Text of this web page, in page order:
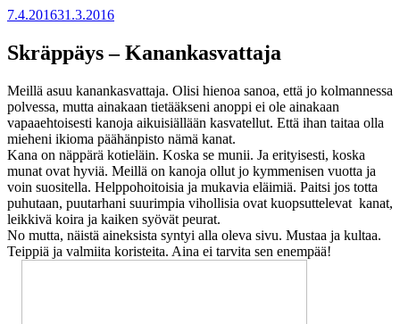
7.4.201631.3.2016
Skräppäys – Kanankasvattaja
Meillä asuu kanankasvattaja. Olisi hienoa sanoa, että jo kolmannessa
polvessa, mutta ainakaan tietääkseni anoppi ei ole ainakaan
vapaaehtoisesti kanoja aikuisiällään kasvatellut. Että ihan taitaa olla
mieheni ikioma päähänpisto nämä kanat.
Kana on näppärä kotieläin. Koska se munii. Ja erityisesti, koska
munat ovat hyviä. Meillä on kanoja ollut jo kymmenisen vuotta ja
voin suositella. Helppohoitoisia ja mukavia eläimiä. Paitsi jos totta
puhutaan, puutarhani suurimpia vihollisia ovat kuopsuttelevat kanat,
leikkivä koira ja kaiken syövät peurat.
No mutta, näistä aineksista syntyi alla oleva sivu. Mustaa ja kultaa.
Teippiä ja valmiita koristeita. Aina ei tarvita sen enempää!